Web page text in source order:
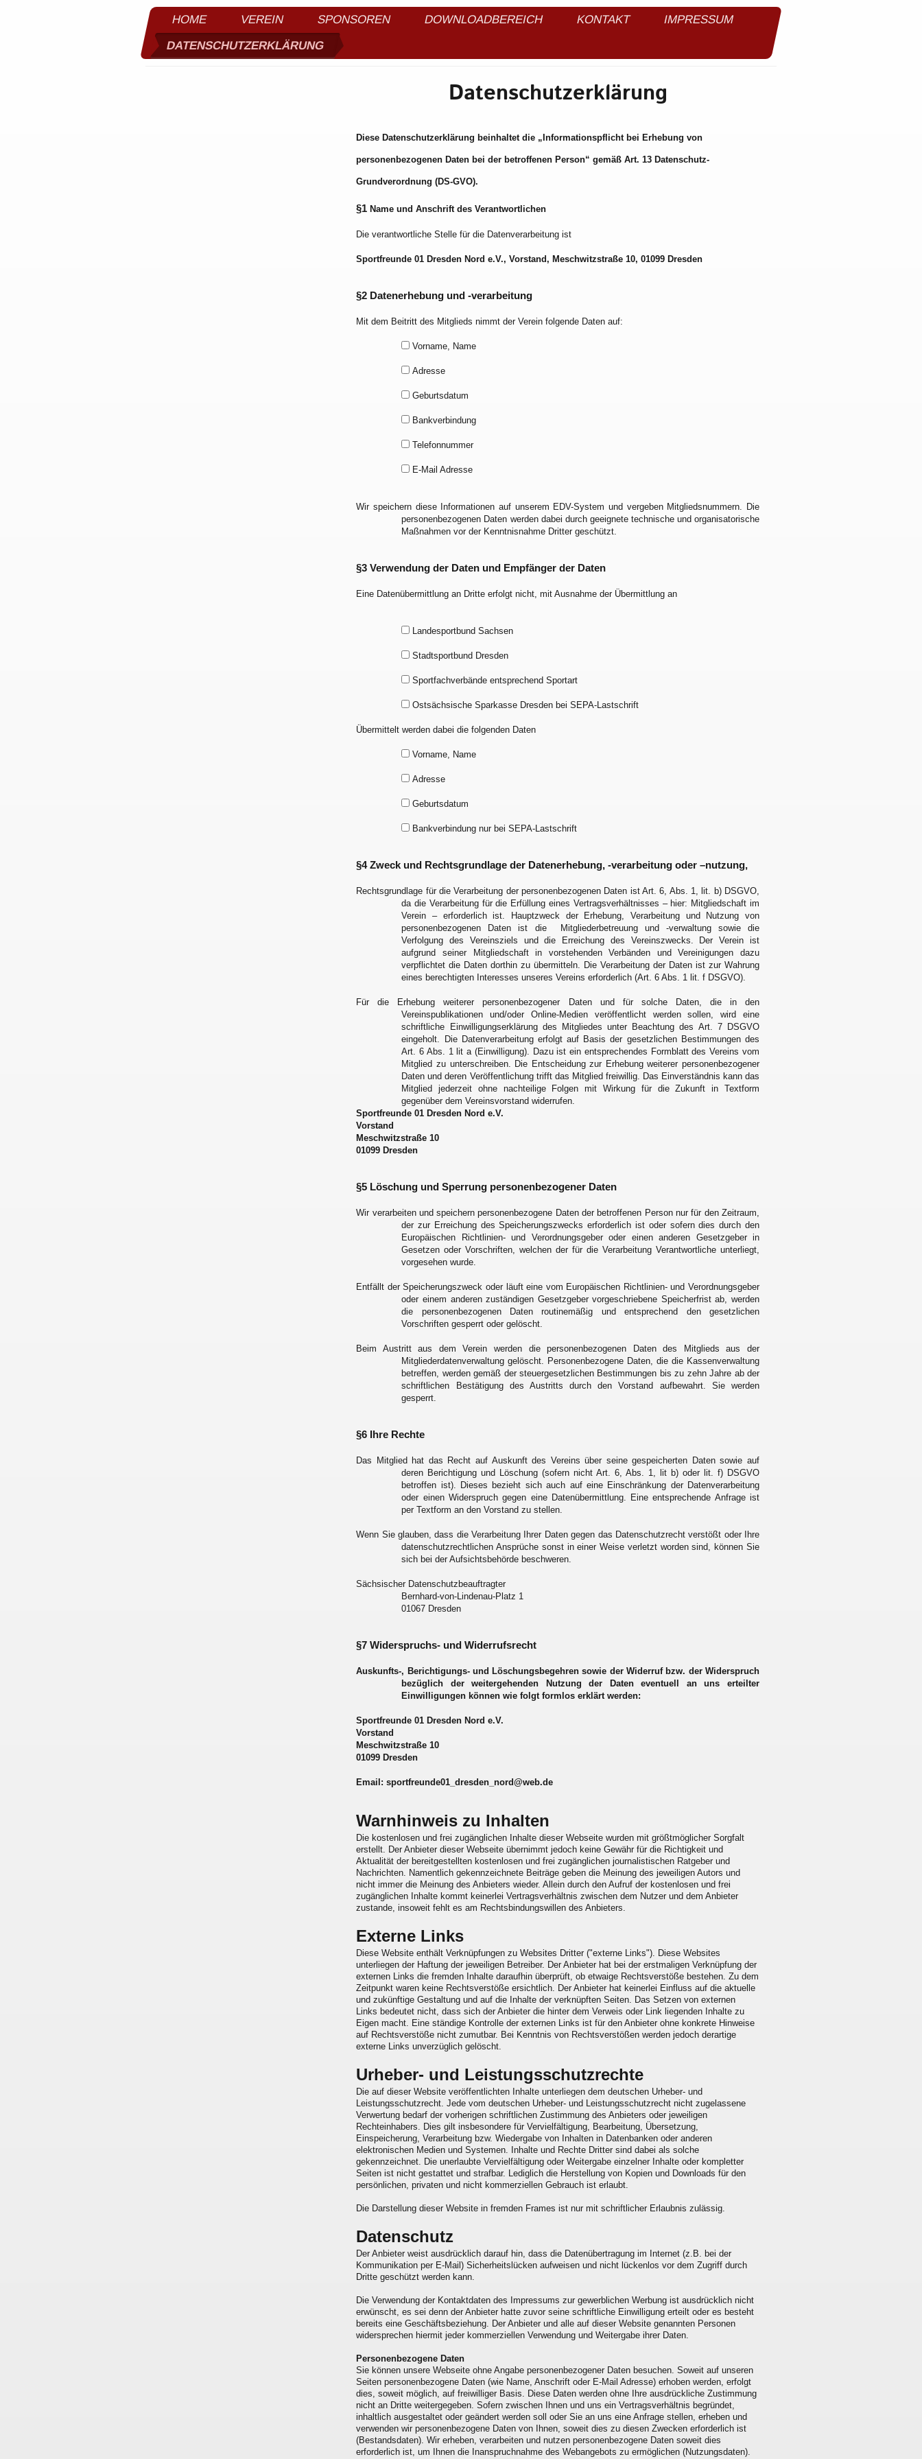
HOME VEREIN SPONSOREN DOWNLOADBEREICH KONTAKT
IMPRESSUM
DATENSCHUTZERKLÄRUNG
Datenschutzerklärung
Diese Datenschutzerklärung beinhaltet die „Informationspflicht bei Erhebung von
personenbezogenen Daten bei der betroffenen Person“ gemäß Art. 13 Datenschutz-
Grundverordnung (DS-GVO).
§1Name und Anschrift des Verantwortlichen
Die verantwortliche Stelle für die Datenverarbeitung ist
Sportfreunde 01 Dresden Nord e.V., Vorstand, Meschwitzstraße 10, 01099 Dresden
§2 Datenerhebung und -verarbeitung
Mit dem Beitritt des Mitglieds nimmt der Verein folgende Daten auf:
Vorname, Name
Adresse
Geburtsdatum
Bankverbindung
Telefonnummer
E-Mail Adresse
Wir speichern diese Informationen auf unserem EDV-System und vergeben Mitgliedsnummern. Die
personenbezogenen Daten werden dabei durch geeignete technische und organisatorische
Maßnahmen vor der Kenntnisnahme Dritter geschützt.
§3 Verwendung der Daten und Empfänger der Daten
Eine Datenübermittlung an Dritte erfolgt nicht, mit Ausnahme der Übermittlung an
Landesportbund Sachsen
Stadtsportbund Dresden
Sportfachverbände entsprechend Sportart
Ostsächsische Sparkasse Dresden bei SEPA-Lastschrift
Übermittelt werden dabei die folgenden Daten
Vorname, Name
Adresse
Geburtsdatum
Bankverbindung nur bei SEPA-Lastschrift
§4 Zweck und Rechtsgrundlage der Datenerhebung, -verarbeitung oder –nutzung,
Rechtsgrundlage für die Verarbeitung der personenbezogenen Daten ist Art. 6, Abs. 1, lit. b) DSGVO,
da die Verarbeitung für die Erfüllung eines Vertragsverhältnisses – hier: Mitgliedschaft im
Verein – erforderlich ist. Hauptzweck der Erhebung, Verarbeitung und Nutzung von
personenbezogenen Daten ist die Mitgliederbetreuung und -verwaltung sowie die
Verfolgung des Vereinsziels und die Erreichung des Vereinszwecks. Der Verein ist
aufgrund seiner Mitgliedschaft in vorstehenden Verbänden und Vereinigungen dazu
verpflichtet die Daten dorthin zu übermitteln. Die Verarbeitung der Daten ist zur Wahrung
eines berechtigten Interesses unseres Vereins erforderlich (Art. 6 Abs. 1 lit. f DSGVO).
Für die Erhebung weiterer personenbezogener Daten und für solche Daten, die in den
Vereinspublikationen und/oder Online-Medien veröffentlicht werden sollen, wird eine
schriftliche Einwilligungserklärung des Mitgliedes unter Beachtung des Art. 7 DSGVO
eingeholt. Die Datenverarbeitung erfolgt auf Basis der gesetzlichen Bestimmungen des
Art. 6 Abs. 1 lit a (Einwilligung). Dazu ist ein entsprechendes Formblatt des Vereins vom
Mitglied zu unterschreiben. Die Entscheidung zur Erhebung weiterer personenbezogener
Daten und deren Veröffentlichung trifft das Mitglied freiwillig. Das Einverständnis kann das
Mitglied jederzeit ohne nachteilige Folgen mit Wirkung für die Zukunft in Textform
gegenüber dem Vereinsvorstand widerrufen.
Sportfreunde 01 Dresden Nord e.V.
Vorstand
Meschwitzstraße 10
01099 Dresden
§5 Löschung und Sperrung personenbezogener Daten
Wir verarbeiten und speichern personenbezogene Daten der betroffenen Person nur für den Zeitraum,
der zur Erreichung des Speicherungszwecks erforderlich ist oder sofern dies durch den
Europäischen Richtlinien- und Verordnungsgeber oder einen anderen Gesetzgeber in
Gesetzen oder Vorschriften, welchen der für die Verarbeitung Verantwortliche unterliegt,
vorgesehen wurde.
Entfällt der Speicherungszweck oder läuft eine vom Europäischen Richtlinien- und Verordnungsgeber
oder einem anderen zuständigen Gesetzgeber vorgeschriebene Speicherfrist ab, werden
die personenbezogenen Daten routinemäßig und entsprechend den gesetzlichen
Vorschriften gesperrt oder gelöscht.
Beim Austritt aus dem Verein werden die personenbezogenen Daten des Mitglieds aus der
Mitgliederdatenverwaltung gelöscht. Personenbezogene Daten, die die Kassenverwaltung
betreffen, werden gemäß der steuergesetzlichen Bestimmungen bis zu zehn Jahre ab der
schriftlichen Bestätigung des Austritts durch den Vorstand aufbewahrt. Sie werden
gesperrt.
§6 Ihre Rechte
Das Mitglied hat das Recht auf Auskunft des Vereins über seine gespeicherten Daten sowie auf
deren Berichtigung und Löschung (sofern nicht Art. 6, Abs. 1, lit b) oder lit. f) DSGVO
betroffen ist). Dieses bezieht sich auch auf eine Einschränkung der Datenverarbeitung
oder einen Widerspruch gegen eine Datenübermittlung. Eine entsprechende Anfrage ist
per Textform an den Vorstand zu stellen.
Wenn Sie glauben, dass die Verarbeitung Ihrer Daten gegen das Datenschutzrecht verstößt oder Ihre
datenschutzrechtlichen Ansprüche sonst in einer Weise verletzt worden sind, können Sie
sich bei der Aufsichtsbehörde beschweren.
Sächsischer Datenschutzbeauftragter
Bernhard-von-Lindenau-Platz 1
01067 Dresden
§7 Widerspruchs- und Widerrufsrecht
Auskunfts-, Berichtigungs- und Löschungsbegehren sowie der Widerruf bzw. der Widerspruch
bezüglich der weitergehenden Nutzung der Daten eventuell an uns erteilter
Einwilligungen können wie folgt formlos erklärt werden:
Sportfreunde 01 Dresden Nord e.V.
Vorstand
Meschwitzstraße 10
01099 Dresden
Email: sportfreunde01_dresden_nord@web.de
Warnhinweis zu Inhalten
Die kostenlosen und frei zugänglichen Inhalte dieser Webseite wurden mit größtmöglicher Sorgfalt
erstellt. Der Anbieter dieser Webseite übernimmt jedoch keine Gewähr für die Richtigkeit und
Aktualität der bereitgestellten kostenlosen und frei zugänglichen journalistischen Ratgeber und
Nachrichten. Namentlich gekennzeichnete Beiträge geben die Meinung des jeweiligen Autors und
nicht immer die Meinung des Anbieters wieder. Allein durch den Aufruf der kostenlosen und frei
zugänglichen Inhalte kommt keinerlei Vertragsverhältnis zwischen dem Nutzer und dem Anbieter
zustande, insoweit fehlt es am Rechtsbindungswillen des Anbieters.
Externe Links
Diese Website enthält Verknüpfungen zu Websites Dritter ("externe Links"). Diese Websites
unterliegen der Haftung der jeweiligen Betreiber. Der Anbieter hat bei der erstmaligen Verknüpfung der
externen Links die fremden Inhalte daraufhin überprüft, ob etwaige Rechtsverstöße bestehen. Zu dem
Zeitpunkt waren keine Rechtsverstöße ersichtlich. Der Anbieter hat keinerlei Einfluss auf die aktuelle
und zukünftige Gestaltung und auf die Inhalte der verknüpften Seiten. Das Setzen von externen
Links bedeutet nicht, dass sich der Anbieter die hinter dem Verweis oder Link liegenden Inhalte zu
Eigen macht. Eine ständige Kontrolle der externen Links ist für den Anbieter ohne konkrete Hinweise
auf Rechtsverstöße nicht zumutbar. Bei Kenntnis von Rechtsverstößen werden jedoch derartige
externe Links unverzüglich gelöscht.
Urheber- und Leistungsschutzrechte
Die auf dieser Website veröffentlichten Inhalte unterliegen dem deutschen Urheber- und
Leistungsschutzrecht. Jede vom deutschen Urheber- und Leistungsschutzrecht nicht zugelassene
Verwertung bedarf der vorherigen schriftlichen Zustimmung des Anbieters oder jeweiligen
Rechteinhabers. Dies gilt insbesondere für Vervielfältigung, Bearbeitung, Übersetzung,
Einspeicherung, Verarbeitung bzw. Wiedergabe von Inhalten in Datenbanken oder anderen
elektronischen Medien und Systemen. Inhalte und Rechte Dritter sind dabei als solche
gekennzeichnet. Die unerlaubte Vervielfältigung oder Weitergabe einzelner Inhalte oder kompletter
Seiten ist nicht gestattet und strafbar. Lediglich die Herstellung von Kopien und Downloads für den
persönlichen, privaten und nicht kommerziellen Gebrauch ist erlaubt.
Die Darstellung dieser Website in fremden Frames ist nur mit schriftlicher Erlaubnis zulässig.
Datenschutz
Der Anbieter weist ausdrücklich darauf hin, dass die Datenübertragung im Internet (z.B. bei der
Kommunikation per E-Mail) Sicherheitslücken aufweisen und nicht lückenlos vor dem Zugriff durch
Dritte geschützt werden kann.
Die Verwendung der Kontaktdaten des Impressums zur gewerblichen Werbung ist ausdrücklich nicht
erwünscht, es sei denn der Anbieter hatte zuvor seine schriftliche Einwilligung erteilt oder es besteht
bereits eine Geschäftsbeziehung. Der Anbieter und alle auf dieser Website genannten Personen
widersprechen hiermit jeder kommerziellen Verwendung und Weitergabe ihrer Daten.
Personenbezogene Daten
Sie können unsere Webseite ohne Angabe personenbezogener Daten besuchen. Soweit auf unseren
Seiten personenbezogene Daten (wie Name, Anschrift oder E-Mail Adresse) erhoben werden, erfolgt
dies, soweit möglich, auf freiwilliger Basis. Diese Daten werden ohne Ihre ausdrückliche Zustimmung
nicht an Dritte weitergegeben. Sofern zwischen Ihnen und uns ein Vertragsverhältnis begründet,
inhaltlich ausgestaltet oder geändert werden soll oder Sie an uns eine Anfrage stellen, erheben und
verwenden wir personenbezogene Daten von Ihnen, soweit dies zu diesen Zwecken erforderlich ist
(Bestandsdaten). Wir erheben, verarbeiten und nutzen personenbezogene Daten soweit dies
erforderlich ist, um Ihnen die Inanspruchnahme des Webangebots zu ermöglichen (Nutzungsdaten).